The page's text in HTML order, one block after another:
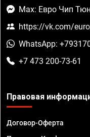
Max: Евро Чип
https://vk.com/
WhatsApp:
+7 473 200-73-61
Правовая
Договор-Оферта